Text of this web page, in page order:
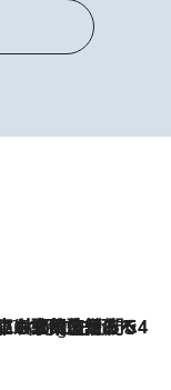
Ago
片岡仁左衛門・市川中車ら豪華座組みで4年目の立川立飛歌舞伎へ